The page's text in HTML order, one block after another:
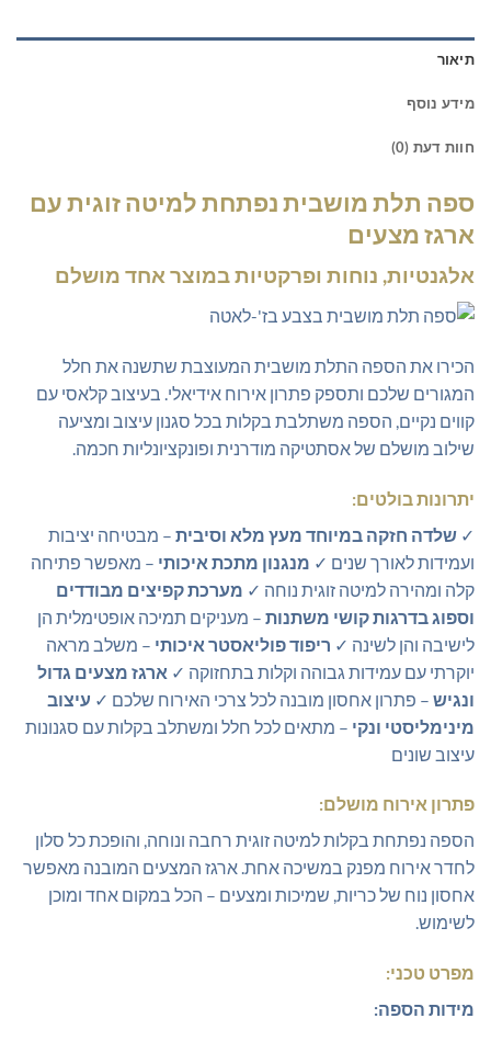
תיאור
מידע נוסף
חוות דעת (0)
ספה תלת מושבית נפתחת למיטה זוגית עם
ארגז מצעים
אלגנטיות, נוחות ופרקטיות במוצר אחד מושלם
הכירו את הספה התלת מושבית המעוצבת שתשנה את חלל
המגורים שלכם ותספק פתרון אירוח אידיאלי. בעיצוב קלאסי עם
קווים נקיים, הספה משתלבת בקלות בכל סגנון עיצוב ומציעה
שילוב מושלם של אסתטיקה מודרנית ופונקציונליות חכמה.
יתרונות בולטים:
✓ שלדה חזקה במיוחד מעץ מלא וסיבית – מבטיחה יציבות
ועמידות לאורך שנים ✓ מנגנון מתכת איכותי – מאפשר פתיחה
קלה ומהירה למיטה זוגית נוחה ✓ מערכת קפיצים מבודדים
וספוג בדרגות קושי משתנות – מעניקים תמיכה אופטימלית הן
לישיבה והן לשינה ✓ ריפוד פוליאסטר איכותי – משלב מראה
יוקרתי עם עמידות גבוהה וקלות בתחזוקה ✓ ארגז מצעים גדול
ונגיש – פתרון אחסון מובנה לכל צרכי האירוח שלכם ✓ עיצוב
מינימליסטי ונקי – מתאים לכל חלל ומשתלב בקלות עם סגנונות
עיצוב שונים
פתרון אירוח מושלם:
הספה נפתחת בקלות למיטה זוגית רחבה ונוחה, והופכת כל סלון
לחדר אירוח מפנק במשיכה אחת. ארגז המצעים המובנה מאפשר
אחסון נוח של כריות, שמיכות ומצעים – הכל במקום אחד ומוכן
לשימוש.
מפרט טכני:
מידות הספה: